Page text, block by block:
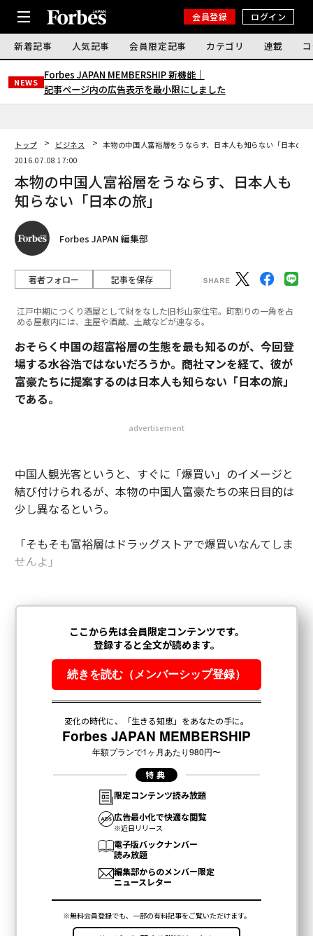
会員登録 ログイン
新着記事 人気記事 会員限定記事 カテゴリ 連載
NEWS
Forbes JAPAN MEMBERSHIP 新機能｜
記事ページ内の広告表示を最小限にしました
トップ ビジネス
本物の中国人富裕層をうならす、日本人も知らない「日本の旅
2016.07.08 17:00
本物の中国人富裕層をうならす、日本人も
知らない「日本の旅」
Forbes JAPAN 編集部
著者フォロー 記事を保存
江戸中期につくり酒屋として財をなした旧杉山家住宅。町割りの一角を占
める屋敷内には、主屋や酒蔵、土蔵などが連なる。
おそらく中国の超富裕層の生態を最も知るのが、今回登
場する水谷浩ではないだろうか。商社マンを経て、彼が
富豪たちに提案するのは日本人も知らない「日本の旅」
である。
advertisement
中国人観光客というと、すぐに「爆買い」のイメージと
結び付けられるが、本物の中国人富豪たちの来日目的は
少し異なるという。
「そもそも富裕層はドラッグストアで爆買いなんてしま
せんよ」